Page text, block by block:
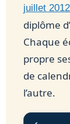
juillet 2012
diplôme
Chaque
propre
de
l’autre.